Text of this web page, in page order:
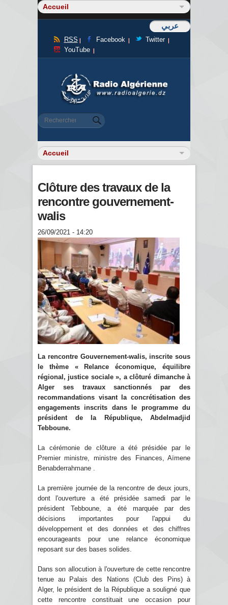
عربي
RSS Facebook
Twitter
YouTube
Formulaire de recherche
Rechercher
Clôture des travaux de la
rencontre gouvernement-
walis
26/09/2021 - 14:20
La rencontre Gouvernement-walis, inscrite sous
le thème « Relance économique, équilibre
régional, justice sociale », a clôturé dimanche à
Alger ses travaux sanctionnés par des
recommandations visant la concrétisation des
engagements inscrits dans le programme du
président de la République, Abdelmadjid
Tebboune.
La cérémonie de clôture a été présidée par le
Premier ministre, ministre des Finances, Aïmene
Benabderrahmane .
La première journée de la rencontre de deux jours,
dont l'ouverture a été présidée samedi par le
président Tebboune, a été marquée par des
décisions importantes pour l'appui du
développement et des données et des chiffres
encourageants pour une relance économique
reposant sur des bases solides.
Dans son allocution à l'ouverture de cette rencontre
tenue au Palais des Nations (Club des Pins) à
Alger, le président de la République a souligné que
cette rencontre constituait une occasion pour